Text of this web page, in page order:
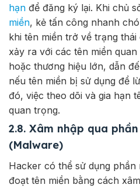
hạn để đăng ký lại. Khi chủ
miền, kẻ tấn công nhanh
khi tên miền trở về trạng
xảy ra với các tên miền
hoặc thương hiệu lớn, dẫn
nếu tên miền bị sử dụng để
đó, việc theo dõi và gia hạn
quan trọng.
2.8. Xâm nhập qua
(Malware)
Hacker có thể sử dụng phần
đoạt tên miền bằng cách